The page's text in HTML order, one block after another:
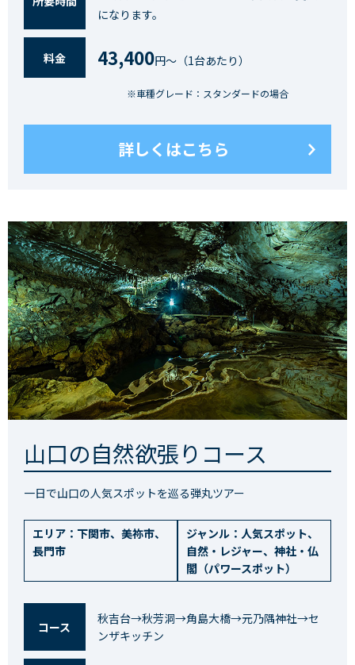
になります。
料⾦ 43,400円〜（1台あたり）
※車種グレード：スタンダードの場合
詳しくはこちら
山口の自然欲張りコース
一日で山口の人気スポットを巡る弾丸ツアー
エリア： 下関市、 美祢市、
長門市
ジャンル： 人気スポット、
自然・レジャー、 神社・仏
閣（パワースポット）
コース
秋吉台→秋芳洞→角島大橋→元乃隅神社→セ
ンザキッチン